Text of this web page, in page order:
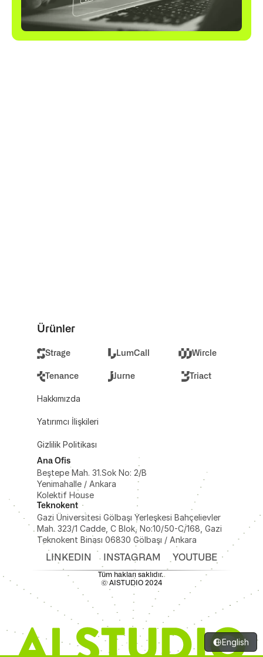
English
Hakkımızda
Gizlilik Politikası
Yatırımcı İlişkileri
Ürünler
Strage LumCall Wircle
Tenance Jurne Triact
Ana Ofis
Beştepe Mah. 31.Sok No: 2/B
Yenimahalle / Ankara
Kolektif House
Teknokent
Gazi Üniversitesi Gölbaşı Yerleşkesi Bahçelievler
Mah. 323/1 Cadde, C Blok, No:10/50-C/168, Gazi
Teknokent Binası 06830 Gölbaşı / Ankara
LINKEDIN INSTAGRAM YOUTUBE
Tüm hakları saklıdır.
© AISTUDIO 2024